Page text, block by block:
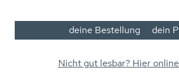
deine Bestellung dein
Nicht gut lesbar? Hier